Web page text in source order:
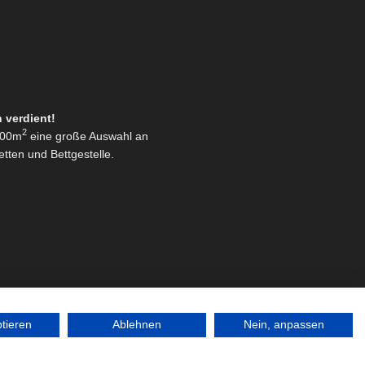
verdient!
2eine große Auswahl an
und Bettgestelle.
Ablehnen Nein, anpassen